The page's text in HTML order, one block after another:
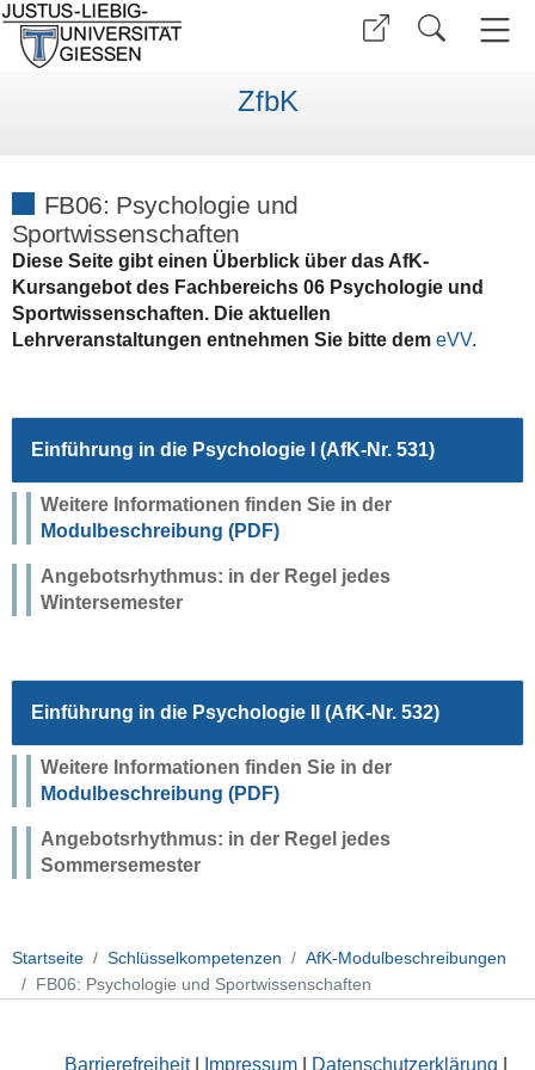
ZfbK
FB06: Psychologie und
Sportwissenschaften
Diese Seite gibt einen Überblick über das AfK-
Kursangebot des Fachbereichs 06 Psychologie und
Sportwissenschaften. Die aktuellen
Lehrveranstaltungen entnehmen Sie bitte dem eVV.
Einführung in die Psychologie I (AfK-Nr. 531)
Weitere Informationen finden Sie in der
Modulbeschreibung (PDF)
Angebotsrhythmus: in der Regel jedes
Wintersemester
Einführung in die Psychologie II (AfK-Nr. 532)
Weitere Informationen finden Sie in der
Modulbeschreibung (PDF)
Angebotsrhythmus: in der Regel jedes
Sommersemester
Startseite Schlüsselkompetenzen
AfK-Modulbeschreibungen
FB06: Psychologie und Sportwissenschaften
Barrierefreiheit| Impressum Datenschutzerklärung